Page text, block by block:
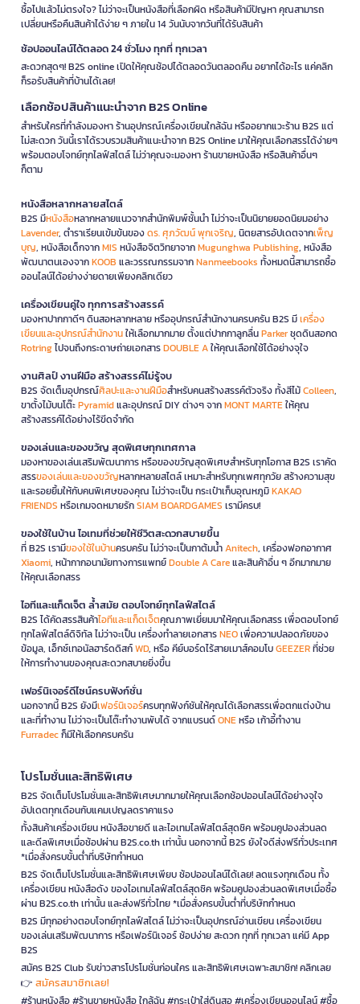
ซื้อไปแล้วไม่ตรงใจ? ไม่ว่าจะเป็นหนังสือที่เลือกผิด หรือสินค้ามีปัญหา คุณสามารถ
เปลี่ยนหรือคืนสินค้าได้ง่าย ๆ ภายใน 14 วันนับจากวันที่ได้รับสินค้า
ช้อปออนไลน์ได้ตลอด 24 ชั่วโมง ทุกที่ ทุกเวลา
สะดวกสุดๆ! B2S online เปิดให้คุณช้อปได้ตลอดวันตลอดคืน อยากได้อะไร แค่คลิก
ก็รอรับสินค้าที่บ้านได้เลย!
เลือกช้อปสินค้าแนะนำจาก B2S Online
สำหรับใครที่กำลังมองหา ร้านอุปกรณ์เครื่องเขียนใกล้ฉัน หรืออยากแวะร้าน B2S แต่
ไม่สะดวก วันนี้เราได้รวบรวมสินค้าแนะนำจาก B2S Online มาให้คุณเลือกสรรได้ง่ายๆ
พร้อมตอบโจทย์ทุกไลฟ์สไตล์ ไม่ว่าคุณจะมองหา ร้านขายหนังสือ หรือสินค้าอื่นๆ
ก็ตาม
หนังสือหลากหลายสไตล์
B2S มีหนังสือหลากหลายแนวจากสำนักพิมพ์ชั้นนำ ไม่ว่าจะเป็นนิยายยอดนิยมอย่าง
Lavender, ตำราเรียนเข้มข้นของดร. ศุภวัฒน์ พุกเจริญ, นิตยสารอัปเดตจากเพ็ญ
บุญ, หนังสือเด็กจากMIS หนังสือจิตวิทยาจากMugunghwa Publishing, หนังสือ
พัฒนาตนเองจากKOOB และวรรณกรรมจากNanmeebooks ทั้งหมดนี้สามารถซื้อ
ออนไลน์ได้อย่างง่ายดายเพียงคลิกเดียว
เครื่องเขียนคู่ใจ ทุกการสร้างสรรค์
มองหาปากกาดีๆ ดินสอหลากหลาย หรืออุปกรณ์สำนักงานครบครัน B2S มีเครื่อง
เขียนและอุปกรณ์สำนักงานให้เลือกมากมาย ตั้งแต่ปากกาลูกลื่นParkerชุดดินสอกด
Rotringไปจนถึงกระดาษถ่ายเอกสารDOUBLE Aให้คุณเลือกใช้ได้อย่างจุใจ
งานศิลป์ งานฝีมือ สร้างสรรค์ไม่รู้จบ
B2S จัดเต็มอุปกรณ์ศิลปะและงานฝีมือสำหรับคนสร้างสรรค์ตัวจริง ทั้งสีไม้Colleen,
ขาตั้งไม้บนโต๊ะPyramidและอุปกรณ์ DIY ต่างๆ จากMONT MARTEให้คุณ
สร้างสรรค์ได้อย่างไร้ขีดจำกัด
ของเล่นและของขวัญ สุดพิเศษทุกเทศกาล
มองหาของเล่นเสริมพัฒนาการ หรือของขวัญสุดพิเศษสำหรับทุกโอกาส B2S เราคัด
สรรของเล่นและของขวัญหลากหลายสไตล์ เหมาะสำหรับทุกเพศทุกวัย สร้างความสุข
และรอยยิ้มให้กับคนพิเศษของคุณ ไม่ว่าจะเป็น กระเป๋าเก็บอุณหภูมิKAKAO
FRIENDS หรือเกมจดหมายรักSIAM BOARDGAMES เรามีครบ!
ของใช้ในบ้าน ไอเทมที่ช่วยให้ชีวิตสะดวกสบายขึ้น
ที่ B2S เรามีของใช้ในบ้านครบครัน ไม่ว่าจะเป็นกาต้มน้ำAnitech, เครื่องฟอกอากาศ
Xiaomi, หน้ากากอนามัยทางการแพทย์Double A Careและสินค้าอื่น ๆ อีกมากมาย
ให้คุณเลือกสรร
ไอทีและแก็ดเจ็ต ล้ำสมัย ตอบโจทย์ทุกไลฟ์สไตล์
B2S ได้คัดสรรสินค้าไอทีและแก็ดเจ็ตคุณภาพเยี่ยมมาให้คุณเลือกสรร เพื่อตอบโจทย์
ทุกไลฟ์สไตล์ดิจิทัล ไม่ว่าจะเป็น เครื่องทำลายเอกสารNEOเพื่อความปลอดภัยของ
ข้อมูล, เอ็กซ์เทอนัลฮาร์ดดิสก์WD, หรือ คีย์บอร์ดไร้สายเมาส์คอมโบGEEZERที่ช่วย
ให้การทำงานของคุณสะดวกสบายยิ่งขึ้น
เฟอร์นิเจอร์ดีไซน์ครบฟังก์ชั่น
นอกจากนี้ B2S ยังมีเฟอร์นิเจอร์ครบทุกฟังก์ชันให้คุณได้เลือกสรรเพื่อตกแต่งบ้าน
และที่ทำงาน ไม่ว่าจะเป็นโต๊ะทำงานพับได้ จากแบรนด์ONEหรือ เก้าอี้ทำงาน
Furradecก็มีให้เลือกครบครัน
โปรโมชั่นและสิทธิพิเศษ
B2S จัดเต็มโปรโมชั่นและสิทธิพิเศษมากมายให้คุณเลือกช้อปออนไลน์ได้อย่างจุใจ
อัปเดตทุกเดือนกับแคมเปญลดราคาแรง
ทั้งสินค้าเครื่องเขียน หนังสือขายดี และไอเทมไลฟ์สไตล์สุดชิค พร้อมคูปองส่วนลด
และดีลพิเศษเมื่อช้อปผ่าน B2S.co.th เท่านั้น นอกจากนี้ B2S ยังใจดีส่งฟรีทั่วประเทศ
*เมื่อสั่งครบขั้นต่ำที่บริษัทกำหนด
B2S จัดเต็มโปรโมชั่นและสิทธิพิเศษเพียบ ช้อปออนไลน์ได้เลย! ลดแรงทุกเดือน ทั้ง
เครื่องเขียน หนังสือดัง ของไอเทมไลฟ์สไตล์สุดชิค พร้อมคูปองส่วนลดพิเศษเมื่อซื้อ
ผ่าน B2S.co.th เท่านั้น และส่งฟรีทั่วไทย *เมื่อสั่งครบขั้นต่ำที่บริษัทกำหนด
B2S มีทุกอย่างตอบโจทย์ทุกไลฟ์สไตล์ ไม่ว่าจะเป็นอุปกรณ์อ่านเขียน เครื่องเขียน
ของเล่นเสริมพัฒนาการ หรือเฟอร์นิเจอร์ ช้อปง่าย สะดวก ทุกที่ ทุกเวลา แค่มี App
B2S
สมัคร B2S Club รับข่าวสารโปรโมชั่นก่อนใคร และสิทธิพิเศษเฉพาะสมาชิก! คลิกเลย
👉 สมัครสมาชิกเลย!
#ร้านหนังสือ #ร้านขายหนังสือ ใกล้ฉัน #กระเป๋าใส่ดินสอ #เครื่องเขียนออนไลน์ #ซื้อ